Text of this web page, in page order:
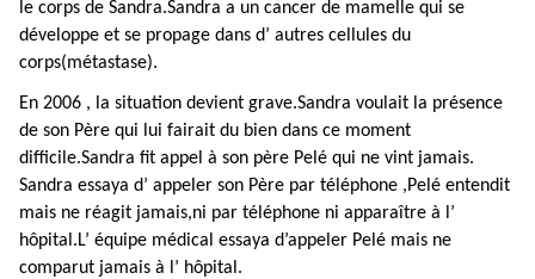
le corps de Sandra.Sandra a un cancer de mamelle qui se
développe et se propage dans d’ autres cellules du
corps(métastase).
En 2006 , la situation devient grave.Sandra voulait la présence
de son Père qui lui fairait du bien dans ce moment
difficile.Sandra fit appel à son père Pelé qui ne vint jamais.
Sandra essaya d’ appeler son Père par téléphone ,Pelé entendit
mais ne réagit jamais,ni par téléphone ni apparaître à l’
hôpital.L’ équipe médical essaya d’appeler Pelé mais ne
comparut jamais à l’ hôpital.